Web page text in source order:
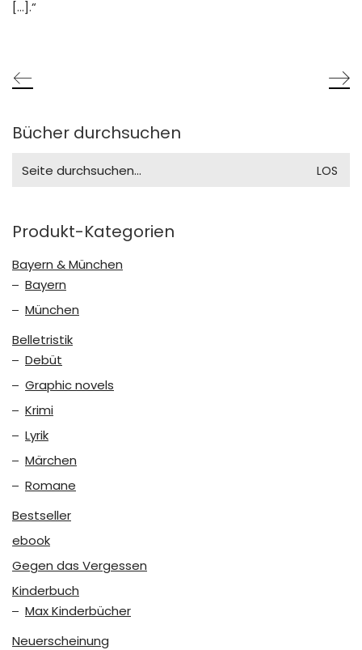
[…].“
Bücher durchsuchen
for:
Produkt-Kategorien
Bayern & München
Bayern
München
Belletristik
Debüt
Graphic novels
Krimi
Lyrik
Märchen
Romane
Bestseller
ebook
Gegen das Vergessen
Kinderbuch
Max Kinderbücher
Neuerscheinung